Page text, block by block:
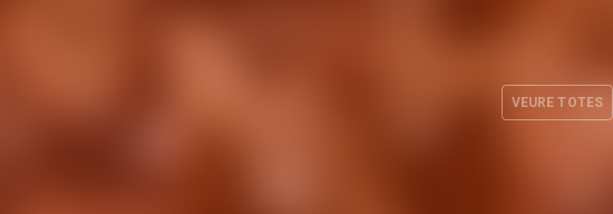
VEURE TOTES
Copa ULEB 2002-03